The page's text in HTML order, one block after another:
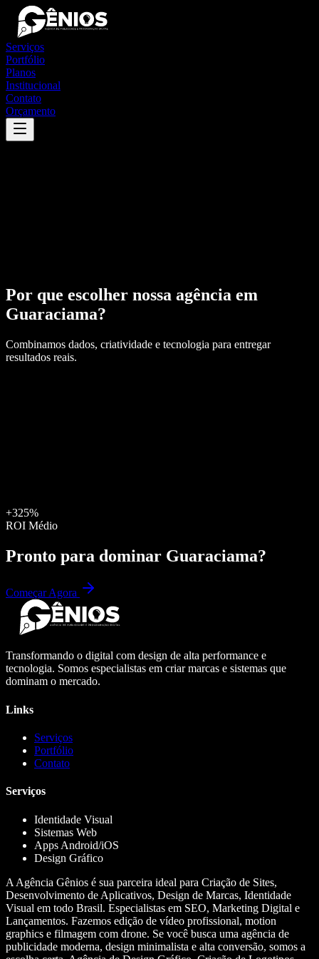
Serviços
Portfólio
Planos
Institucional
Contato
Orçamento
Por que escolher nossa agência em
Guaraciama?
Combinamos dados, criatividade e tecnologia para entregar
resultados reais.
+325%
ROI Médio
Pronto para dominar Guaraciama?
Começar Agora
Transformando o digital com design de alta performance e
tecnologia. Somos especialistas em criar marcas e sistemas que
dominam o mercado.
Links
Serviços
Portfólio
Contato
Serviços
Identidade Visual
Sistemas Web
Apps Android/iOS
Design Gráfico
A Agência Gênios é sua parceira ideal para Criação de Sites,
Desenvolvimento de Aplicativos, Design de Marcas, Identidade
Visual em todo Brasil. Especialistas em SEO, Marketing Digital e
Lançamentos. Fazemos edição de vídeo profissional, motion
graphics e filmagem com drone. Se você busca uma agência de
publicidade moderna, design minimalista e alta conversão, somos a